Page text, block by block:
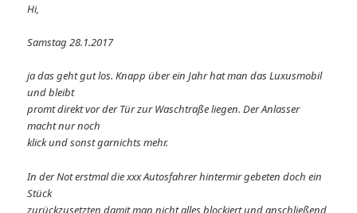
Hi,
Samstag 28.1.2017
ja das geht gut los. Knapp über ein Jahr hat man das Luxusmobil
und bleibt
promt direkt vor der Tür zur Waschtraße liegen. Der Anlasser
macht nur noch
klick und sonst garnichts mehr.
In der Not erstmal die xxx Autosfahrer hintermir gebeten doch ein
Stück
zurückzusetzten damit man nicht alles blockiert und anschließend